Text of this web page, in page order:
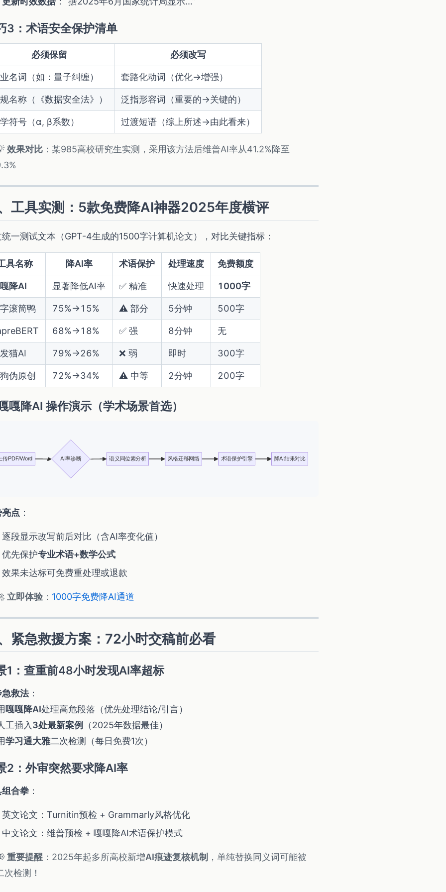
3：术语安全保护清单
必须保留 必须改写
名词（如：量子纠缠） 套路化动词（优化→增强）
名称（《数据安全法》） 泛指形容词（重要的→关键的）
符号（α, β系数） 过渡短语（综上所述→由此看来）
效果对比：某985高校研究生实测，采用该方法后维普AI率从41.2%降至
工具实测：5款免费降AI神器2025年度横评
一测试文本（GPT-4生成的1500字计算机论文），对比关键指标：
具名称 降AI率 术语保护 处理速度 免费额度
降AI 显著降低AI率 ✅ 精准 快速处理 1000字
滚筒鸭 75%→15% ⚠️ 部分 5分钟 500字
68%→18% ✅ 强 8分钟 无
猫AI 79%→26% ❌ 弱 即时 300字
伪原创 72%→34% ⚠️ 中等 2分钟 200字
嘎降AI 操作演示（学术场景首选）
传PDF/Word AI率诊断 语义同位素分析 风格迁移网络 术语保护引擎 降AI结果对比
点 ：
逐段显示改写前后对比（含AI率变化值）
优先保护专业术语+数学公式
效果未达标可免费重处理或退款
立即体验： 1000字免费降AI通道
紧急救援方案：72小时交稿前必看
1：查重前48小时发现AI率超标
救法：
嘎嘎降AI处理高危段落（优先处理结论/引言）
工插入3处最新案例
（2025年数据最佳）
学习通大雅二次检测（每日免费1次）
2：外审突然要求降AI率
合拳 ：
英文论文：Turnitin预检 + Grammarly风格优化
中文论文：维普预检 + 嘎嘎降AI术语保护模式
重要提醒：2025年起多所高校新增AI痕迹复核机制 ，单纯替换同义词可能被
次检测！